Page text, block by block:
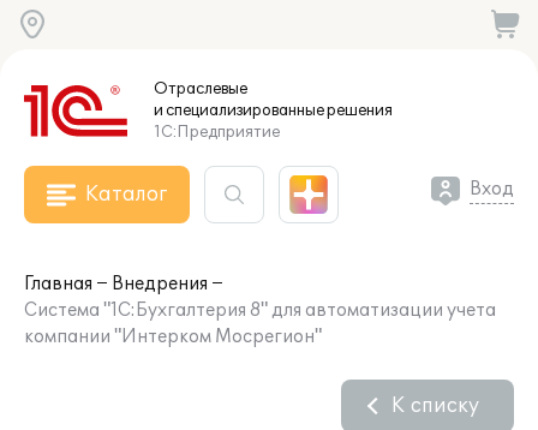
Отраслевые
и специализированныерешения
1С:Предприятие
Каталог Вход
Главная
Внедрения
Система "1С:Бухгалтерия 8" для автоматизации учета
компании "Интерком Мосрегион"
К списку